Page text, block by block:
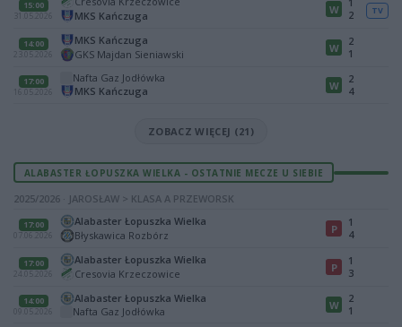
15:00
31.05.2026
MKS Kańczuga
W
2
TV
14:00
23.05.2026
MKS Kańczuga
GKS Majdan Sieniawski
W
2
1
17:00
16.05.2026
Nafta Gaz Jodłówka
MKS Kańczuga
W
2
4
ZOBACZ WIĘCEJ (21)
ALABASTER ŁOPUSZKA WIELKA - OSTATNIE MECZE U SIEBIE
2025/2026 · JAROSŁAW > KLASA A PRZEWORSK
17:00
07.06.2026
Alabaster Łopuszka Wielka
Błyskawica Rozbórz
P
1
4
17:00
24.05.2026
Alabaster Łopuszka Wielka
Cresovia Krzeczowice
P
1
3
14:00
09.05.2026
Alabaster Łopuszka Wielka
Nafta Gaz Jodłówka
W
2
1